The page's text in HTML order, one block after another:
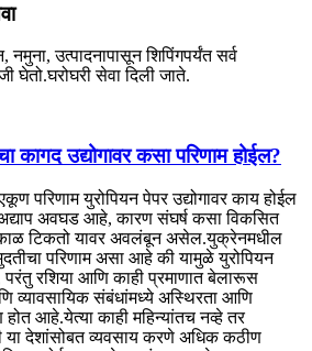
नमुना, उत्पादनापासून शिपिंगपर्यंत सर्व
घेतो.घरोघरी सेवा दिली जाते.
कागद उद्योगावर कसा परिणाम होईल?
परिणाम युरोपियन पेपर उद्योगावर काय होईल
अवघड आहे, कारण संघर्ष कसा विकसित
काळ टिकतो यावर अवलंबून असेल.युक्रेनमधील
परिणाम असा आहे की यामुळे युरोपियन
रशिया आणि काही प्रमाणात बेलारूस
व्यावसायिक संबंधांमध्ये अस्थिरता आणि
होत आहे.येत्या काही महिन्यांतच नव्हे तर
या देशांसोबत व्यवसाय करणे अधिक कठीण